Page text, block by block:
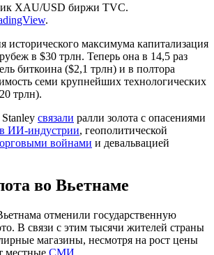
XAU/USD биржи TVC.
.
исторического максимума капитализация
в $30 трлн. Теперь она в 14,5 раз
биткоина ($2,1 трлн) и в полтора
семи крупнейших технологических
трлн).
связали ралли золота с опасениями
ИИ-индустрии, геополитической
войнами и девальвацией
во Вьетнаме
отменили государственную
В связи с этим тысячи жителей страны
магазины, несмотря на рост цены
местные СМИ